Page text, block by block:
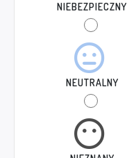
NIEBEZPIECZNY
NEUTRALNY